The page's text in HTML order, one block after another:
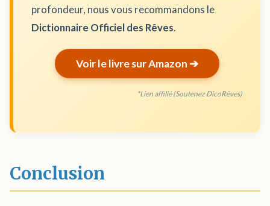
profondeur, nous vous recommandons le
Dictionnaire Officiel des Rêves.
Voir le livre sur Amazon ➔
*Lien affilié (Soutenez DicoRêves)
Conclusion